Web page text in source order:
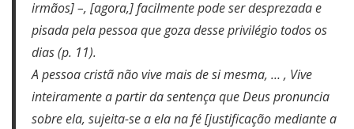
irmãos] –, [agora,] facilmente pode ser desprezada e
pisada pela pessoa que goza desse privilégio todos os
dias (p. 11).
A pessoa cristã não vive mais de si mesma, … , Vive
inteiramente a partir da sentença que Deus pronuncia
sobre ela, sujeita-se a ela na fé [justificação mediante a